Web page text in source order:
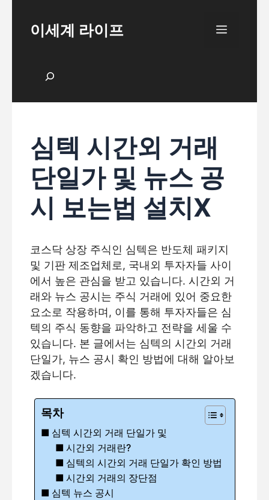
content이세계 라이프 Menu
심텍 시간외 거래
단일가 및 뉴스 공
시 보는법 설치X
코스닥 상장 주식인 심텍은 반도체 패키지
및 기판 제조업체로, 국내외 투자자들 사이
에서 높은 관심을 받고 있습니다. 시간외 거
래와 뉴스 공시는 주식 거래에 있어 중요한
요소로 작용하며, 이를 통해 투자자들은 심
텍의 주식 동향을 파악하고 전략을 세울 수
있습니다. 본 글에서는 심텍의 시간외 거래
단일가, 뉴스 공시 확인 방법에 대해 알아보
겠습니다.
목차
심텍 시간외 거래 단일가 및
시간외 거래란?
심텍의 시간외 거래 단일가 확인 방법
시간외 거래의 장단점
심텍 뉴스 공시